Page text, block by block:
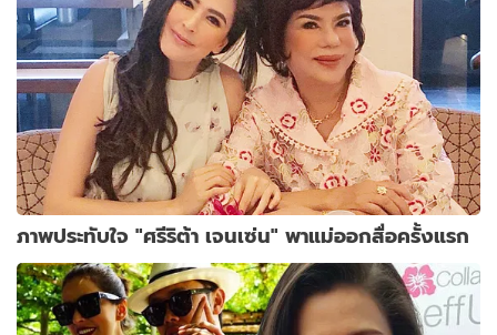
ภาพประทับใจ "ศรีริต้า เจนเซ่น" พาแม่ออกสื่อครั้งแรก